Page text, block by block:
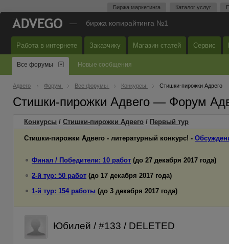
Биржа маркетинга Каталог услуг
— биржа копирайтинга №1
Работа в интернете Заказчику Магазин статей Сервис
Все форумы Новые сообщения
Адвего Форум Все форумы Конкурсы Стишки-пирожки Адвего
Стишки-пирожки Адвего — Форум
Конкурсы / Стишки-пирожки Адвего / Первый тур
Стишки-пирожки Адвего - литературный конкурс! -
Финал / Победители: 10 работ (до 27 декабря 2017 года)
2-й тур: 50 работ (до 17 декабря 2017 года)
1-й тур: 154 работы (до 3 декабря 2017 года)
Юбилей / #133 / DELETED